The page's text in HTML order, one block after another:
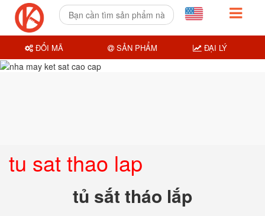
tu sat thao lap
tủ sắt tháo lắp
ĐỔI MÃ SẢN PHẨM ĐẠI LÝ